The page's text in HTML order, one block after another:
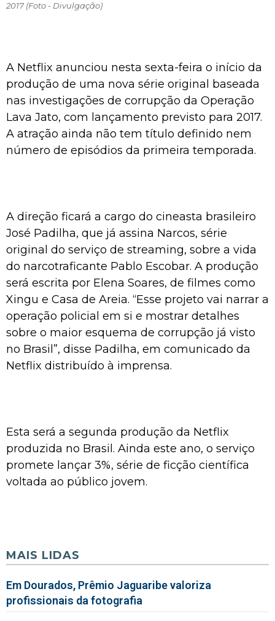
2017 (Foto - Divulgação)
A Netflix anunciou nesta sexta-feira o início da
produção de uma nova série original baseada
nas investigações de corrupção da Operação
Lava Jato, com lançamento previsto para 2017.
A atração ainda não tem título definido nem
número de episódios da primeira temporada.
A direção ficará a cargo do cineasta brasileiro
José Padilha, que já assina Narcos, série
original do serviço de streaming, sobre a vida
do narcotraficante Pablo Escobar. A produção
será escrita por Elena Soares, de filmes como
Xingu e Casa de Areia. “Esse projeto vai narrar a
operação policial em si e mostrar detalhes
sobre o maior esquema de corrupção já visto
no Brasil”, disse Padilha, em comunicado da
Netflix distribuído à imprensa.
Esta será a segunda produção da Netflix
produzida no Brasil. Ainda este ano, o serviço
promete lançar 3%, série de ficção científica
voltada ao público jovem.
MAIS LIDAS
Em Dourados, Prêmio Jaguaribe valoriza
profissionais da fotografia